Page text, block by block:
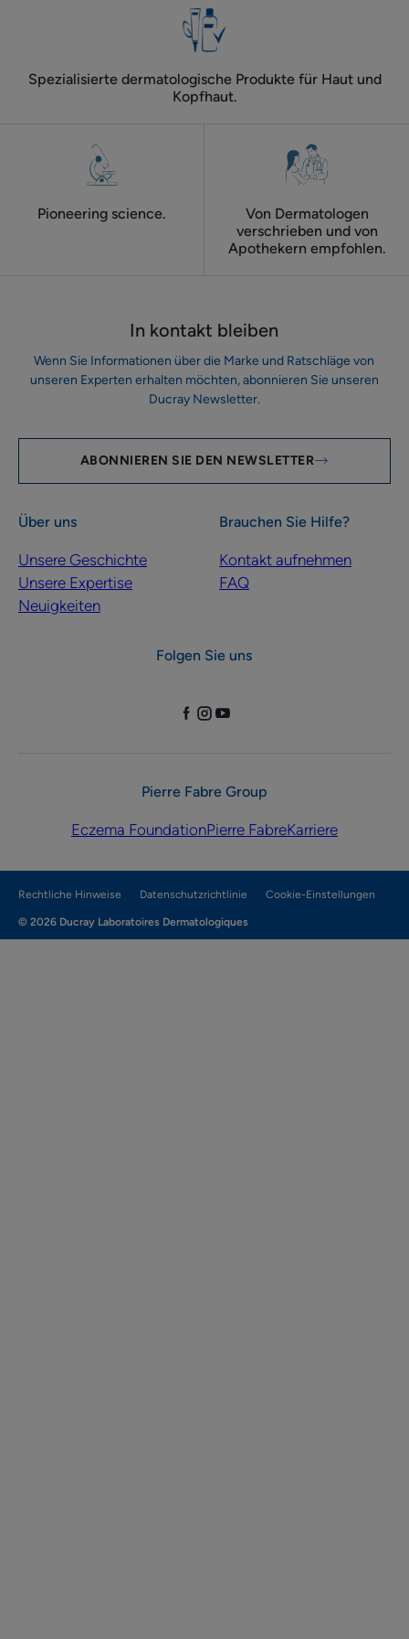
Spezialisierte dermatologische Produkte für Haut und
Kopfhaut.
Pioneering science.
Von Dermatologen
verschrieben und von
Apothekern empfohlen.
In kontakt bleiben
Wenn Sie Informationen über die Marke und Ratschläge von
unseren Experten erhalten möchten, abonnieren Sie unseren
Ducray Newsletter.
ABONNIEREN SIE DEN NEWSLETTER
Über uns
Unsere Geschichte
Unsere Expertise
Neuigkeiten
Brauchen Sie Hilfe?
Kontakt aufnehmen
FAQ
Folgen Sie uns
Pierre Fabre Group
Eczema FoundationPierre FabreKarriere
Rechtliche Hinweise Datenschutzrichtlinie Cookie-Einstellungen
© 2026 Ducray Laboratoires Dermatologiques